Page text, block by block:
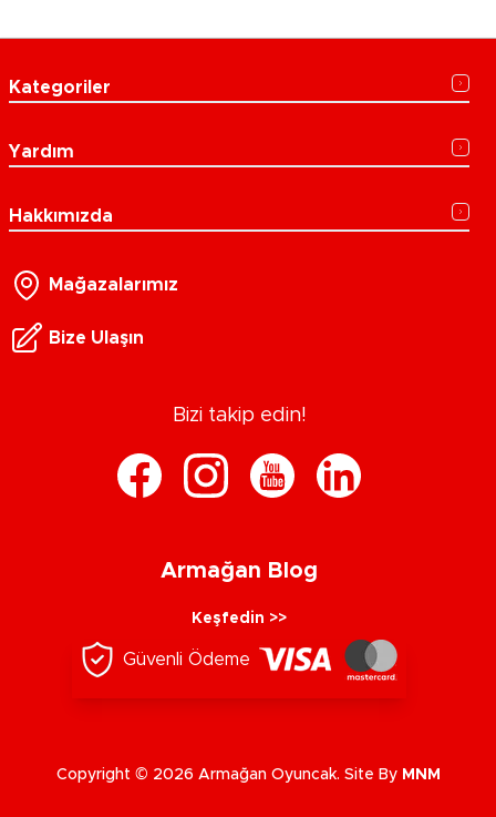
Kategoriler
Yardım
Hakkımızda
Mağazalarımız
Bize Ulaşın
Bizi takip edin!
Armağan Blog
Keşfedin >>
Güvenli Ödeme
Copyright © 2026 Armağan Oyuncak. Site By MNM